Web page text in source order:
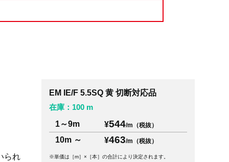
られ
EM IE/F 5.5SQ 黄 切断対応品
在庫：100 m
1～9m
¥544/m（税抜）
10m ～ ¥463/m（税抜）
※単価は［m］×［本］の合計により決定されます。